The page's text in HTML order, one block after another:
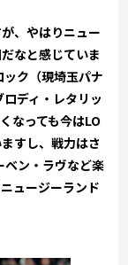
、やはりニュー
なと感じていま
ク（現埼玉パナ
ディ・レタリッ
なっても今はLO
すし、戦力はさ
ベン・ラヴなど楽
ュージーランド